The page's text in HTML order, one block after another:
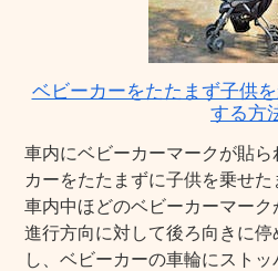
ベビーカーをたたまず子供
する方
車内にベビーカーマークが貼
カーをたたまずに子供を乗せた
車内中ほどのベビーカーマー
進行方向に対して後ろ向きに
し、ベビーカーの車輪にストッ